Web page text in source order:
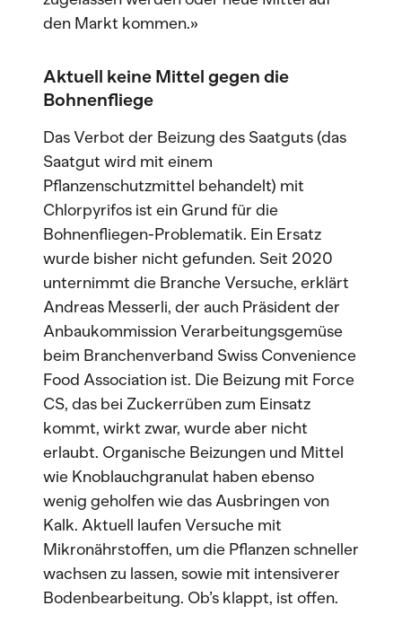
den Markt kommen.»
Aktuell keine Mittel gegen die
Bohnenfliege
Das Verbot der Beizung des Saatguts (das
Saatgut wird mit einem
Pflanzenschutzmittel behandelt) mit
Chlorpyrifos ist ein Grund für die
Bohnenfliegen-Problematik. Ein Ersatz
wurde bisher nicht gefunden. Seit 2020
unternimmt die Branche Versuche, erklärt
Andreas Messerli, der auch Präsident der
Anbaukommission Verarbeitungsgemüse
beim Branchenverband Swiss Convenience
Food Association ist. Die Beizung mit Force
CS, das bei Zuckerrüben zum Einsatz
kommt, wirkt zwar, wurde aber nicht
erlaubt. Organische Beizungen und Mittel
wie Knoblauchgranulat haben ebenso
wenig geholfen wie das Ausbringen von
Kalk. Aktuell laufen Versuche mit
Mikronährstoffen, um die Pflanzen schneller
wachsen zu lassen, sowie mit intensiverer
Bodenbearbeitung. Ob’s klappt, ist offen.